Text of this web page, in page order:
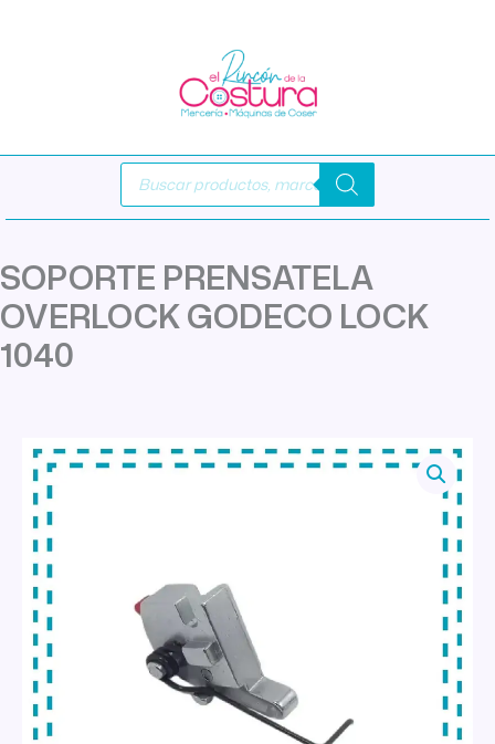
Búsqueda
productos
SOPORTE PRENSATELA
OVERLOCK GODECO LOCK
1040